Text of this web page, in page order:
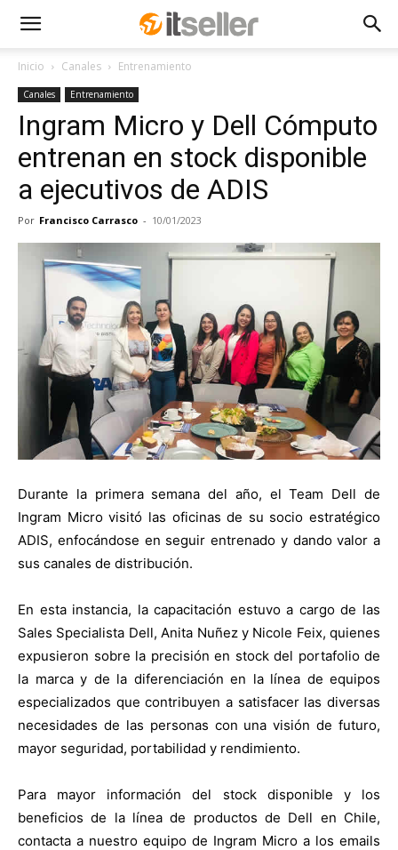
Inicio Canales Entrenamiento
Canales Entrenamiento
Ingram Micro y Dell Cómputo
entrenan en stock disponible
a ejecutivos de ADIS
Por Francisco Carrasco - 10/01/2023
Durante la primera semana del año, el Team Dell de
Ingram Micro visitó las oficinas de su socio estratégico
ADIS, enfocándose en seguir entrenado y dando valor a
sus canales de distribución.
En esta instancia, la capacitación estuvo a cargo de las
Sales Specialista Dell, Anita Nuñez y Nicole Feix, quienes
expusieron sobre la precisión en stock del portafolio de
la marca y de la diferenciación en la línea de equipos
especializados que contribuyen a satisfacer las diversas
necesidades de las personas con una visión de futuro,
mayor seguridad, portabilidad y rendimiento.
Para mayor información del stock disponible y los
beneficios de la línea de productos de Dell en Chile,
contacta a nuestro equipo de Ingram Micro a los emails